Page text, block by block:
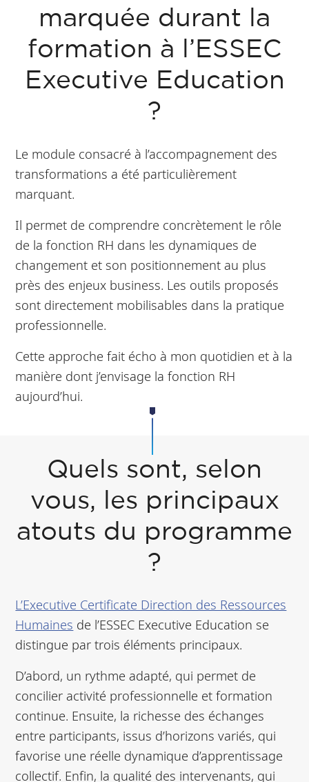
marquée durant la
formation à l’ESSEC
Executive Education
?
Le module consacré à l’accompagnement des
transformations a été particulièrement
marquant.
Il permet de comprendre concrètement le rôle
de la fonction RH dans les dynamiques de
changement et son positionnement au plus
près des enjeux business. Les outils proposés
sont directement mobilisables dans la pratique
professionnelle.
Cette approche fait écho à mon quotidien et à la
manière dont j’envisage la fonction RH
aujourd’hui.
Quels sont, selon
vous, les principaux
atouts du programme
?
L’Executive Certificate Direction des Ressources
Humaines de l’ESSEC Executive Education se
distingue par trois éléments principaux.
D’abord, un rythme adapté, qui permet de
concilier activité professionnelle et formation
continue. Ensuite, la richesse des échanges
entre participants, issus d’horizons variés, qui
favorise une réelle dynamique d’apprentissage
collectif. Enfin, la qualité des intervenants, qui